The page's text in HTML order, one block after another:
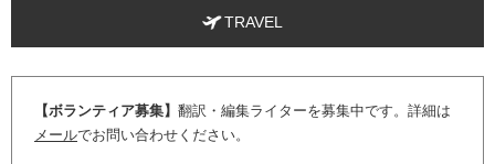
TRAVEL
【ボランティア募集】 翻訳・編集ライターを募集中です。詳細は
メールでお問い合わせください。